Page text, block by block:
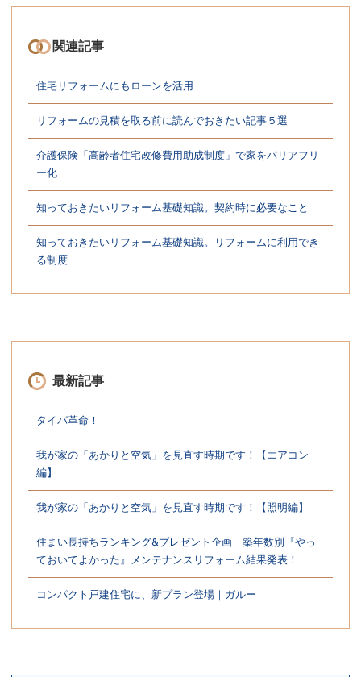
関連記事
住宅リフォームにもローンを活用
リフォームの見積を取る前に読んでおきたい記事５選
介護保険「高齢者住宅改修費用助成制度」で家をバリアフリ
ー化
知っておきたいリフォーム基礎知識。契約時に必要なこと
知っておきたいリフォーム基礎知識。リフォームに利用でき
る制度
最新記事
タイパ革命！
我が家の「あかりと空気」を見直す時期です！【エアコン
編】
我が家の「あかりと空気」を見直す時期です！【照明編】
住まい長持ちランキング&プレゼント企画 築年数別『やっ
ておいてよかった』メンテナンスリフォーム結果発表！
コンパクト戸建住宅に、新プラン登場｜ガルー